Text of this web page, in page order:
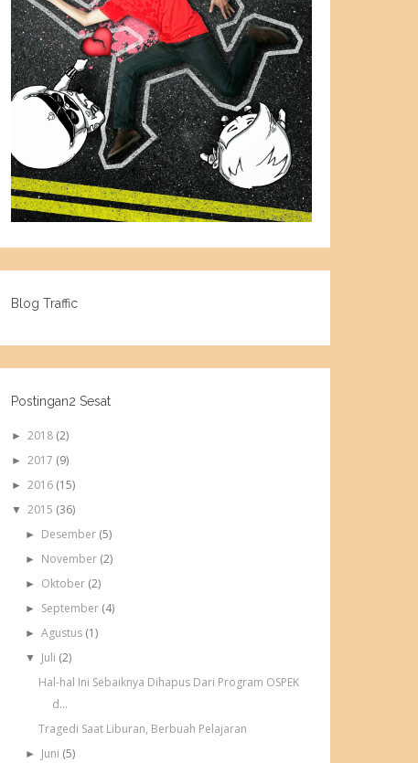
Blog Traffic
Postingan2 Sesat
►2018 (2)
►2017 (9)
►2016 (15)
▼2015 (36)
► Desember (5)
► November (2)
► Oktober (2)
► September (4)
► Agustus (1)
▼ Juli (2)
Hal-hal Ini Sebaiknya Dihapus Dari Program OSPEK
d...
Tragedi Saat Liburan, Berbuah Pelajaran
► Juni (5)